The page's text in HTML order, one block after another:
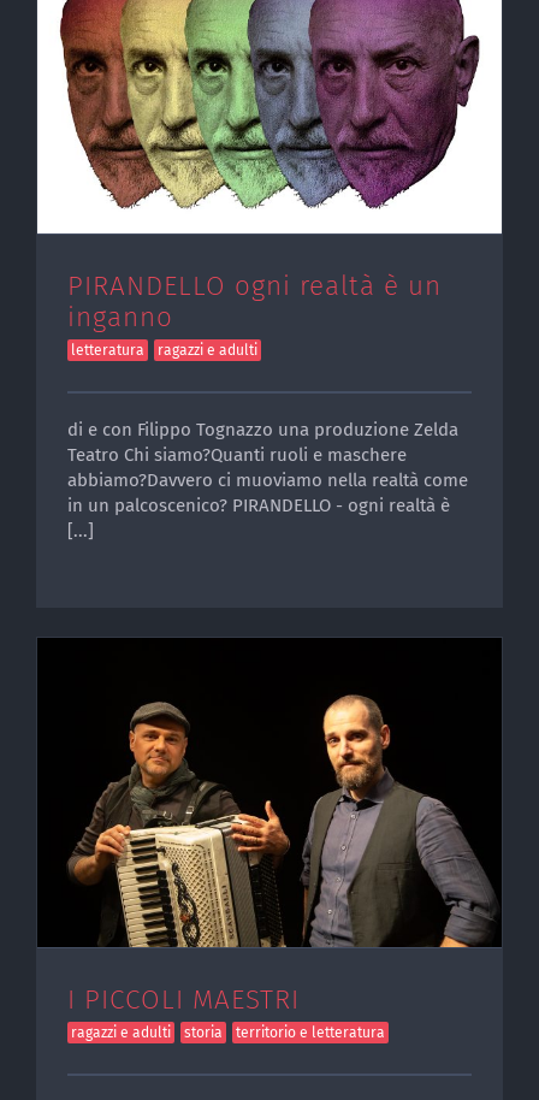
PIRANDELLO ogni realtà è un
inganno
letteratura ragazzi e adulti
di e con Filippo Tognazzo una produzione Zelda
Teatro Chi siamo?Quanti ruoli e maschere
abbiamo?Davvero ci muoviamo nella realtà come
in un palcoscenico? PIRANDELLO - ogni realtà è
[...]
I PICCOLI MAESTRI
ragazzi e adulti storia territorio e letteratura